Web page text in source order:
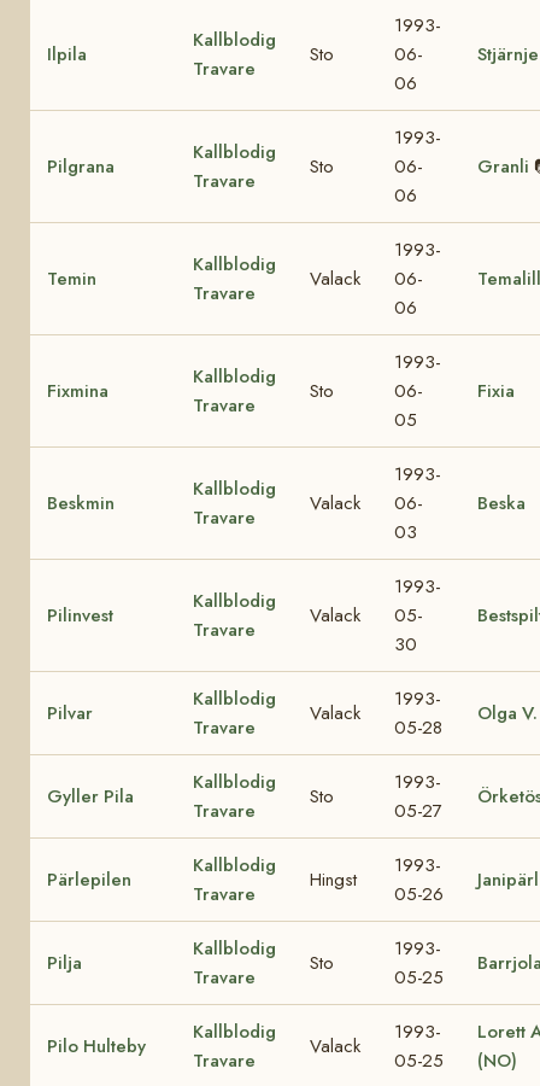
Ilpila
Kallblodig
Travare
Sto
1993-
06-
06
Pilgrana
Kallblodig
Travare
Sto
1993-
06-
06
Granli
Temin
Kallblodig
Travare
Valack
1993-
06-
06
Temalill
Fixmina
Kallblodig
Travare
Sto
1993-
06-
05
Fixia
Beskmin
Kallblodig
Travare
Valack
1993-
06-
03
Beska
Pilinvest
Kallblodig
Travare
Valack
1993-
05-
30
Pilvar
Kallblodig
Travare
Valack
1993-
05-28
Olga V.
Gyller Pila
Kallblodig
Travare
Sto
1993-
05-27
Pärlepilen
Kallblodig
Travare
Hingst
1993-
05-26
Pilja
Kallblodig
Travare
Sto
1993-
05-25
Pilo Hulteby
Kallblodig
Travare
Valack
1993-
05-25
Lorett
(NO)